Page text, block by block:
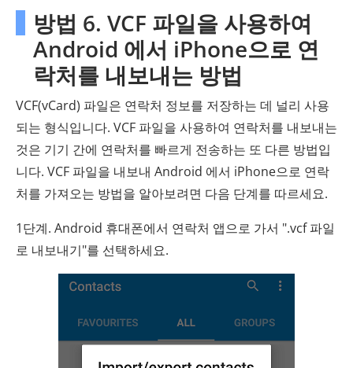
방법 6. VCF 파일을 사용하여
Android 에서 iPhone으로 연
락처를 내보내는 방법
VCF(vCard) 파일은 연락처 정보를 저장하는 데 널리 사용
되는 형식입니다. VCF 파일을 사용하여 연락처를 내보내는
것은 기기 간에 연락처를 빠르게 전송하는 또 다른 방법입
니다. VCF 파일을 내보내 Android 에서 iPhone으로 연락
처를 가져오는 방법을 알아보려면 다음 단계를 따르세요.
1단계. Android 휴대폰에서 연락처 앱으로 가서 ".vcf 파일
로 내보내기"를 선택하세요.